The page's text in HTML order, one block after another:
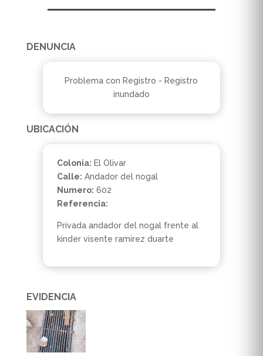
DENUNCIA
Problema con Registro - Registro
inundado
UBICACIÓN
Colonia: El Olivar
Calle: Andador del nogal
Numero: 602
Referencia:
Privada andador del nogal frente al
kinder visente ramirez duarte
EVIDENCIA